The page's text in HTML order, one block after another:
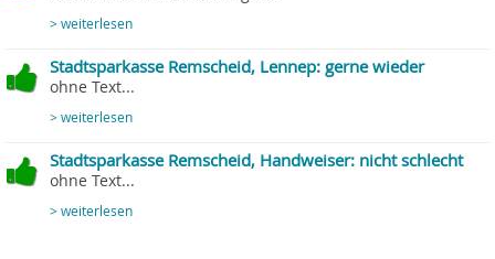
> weiterlesen
Stadtsparkasse Remscheid, Lennep: gerne wieder
ohne Text...
> weiterlesen
Stadtsparkasse Remscheid, Handweiser: nicht schlecht
ohne Text...
> weiterlesen